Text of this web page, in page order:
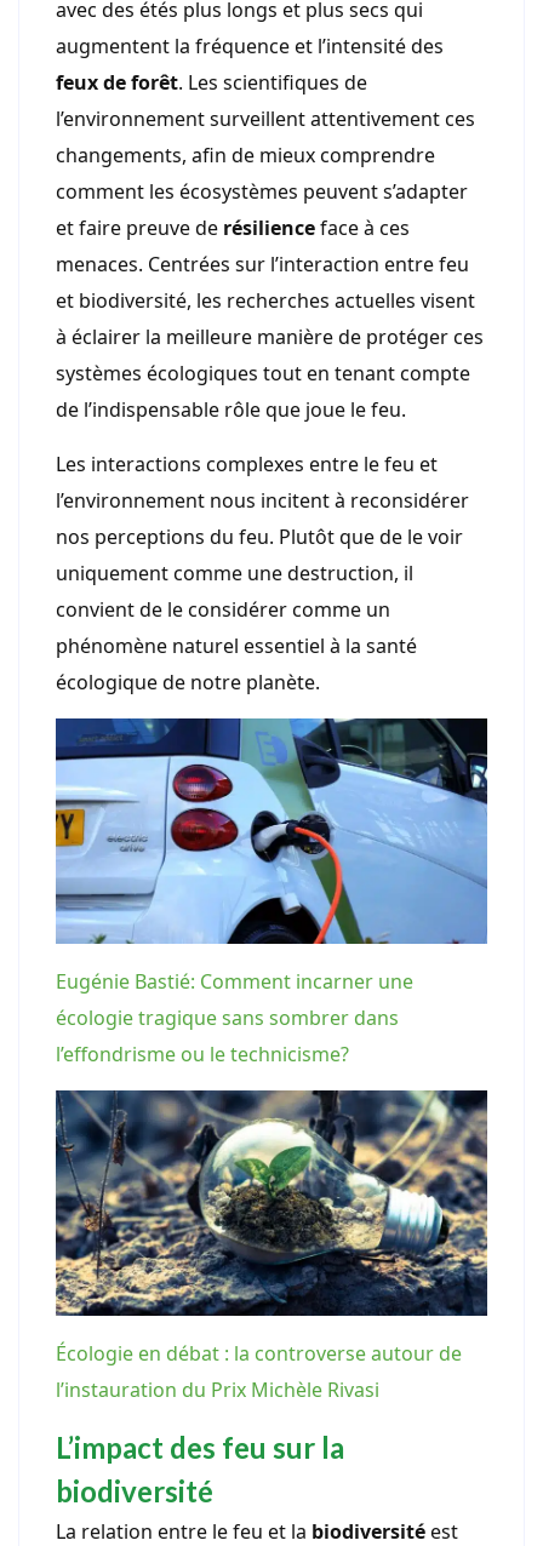
avec des étés plus longs et plus secs qui
augmentent la fréquence et l’intensité des
feux de forêt. Les scientifiques de
l’environnement surveillent attentivement ces
changements, afin de mieux comprendre
comment les écosystèmes peuvent s’adapter
et faire preuve de résilienceface à ces
menaces. Centrées sur l’interaction entre feu
et biodiversité, les recherches actuelles visent
à éclairer la meilleure manière de protéger ces
systèmes écologiques tout en tenant compte
de l’indispensable rôle que joue le feu.
Les interactions complexes entre le feu et
l’environnement nous incitent à reconsidérer
nos perceptions du feu. Plutôt que de le voir
uniquement comme une destruction, il
convient de le considérer comme un
phénomène naturel essentiel à la santé
écologique de notre planète.
Eugénie Bastié: Comment incarner une
écologie tragique sans sombrer dans
l’effondrisme ou le technicisme?
Écologie en débat : la controverse autour de
l’instauration du Prix Michèle Rivasi
L’impact des feu sur la
biodiversité
La relation entre le feu et la biodiversitéest